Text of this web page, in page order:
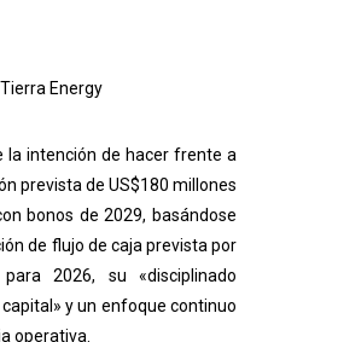
Energy
la intención de hacer frente a
prevista de US$180 millones
bonos de 2029, basándose
de flujo de caja prevista por
2026, su «disciplinado
y un enfoque continuo
operativa.